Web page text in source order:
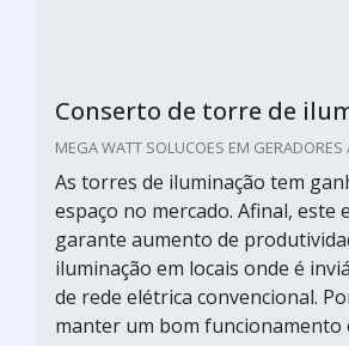
Conserto de torre de
MEGA WATT SOLUCOES EM
As torres de iluminação tem
espaço no mercado. Afinal, este
garante aumento de
iluminação em locais onde é
de rede elétrica convencional.
manter um bom funcionamento